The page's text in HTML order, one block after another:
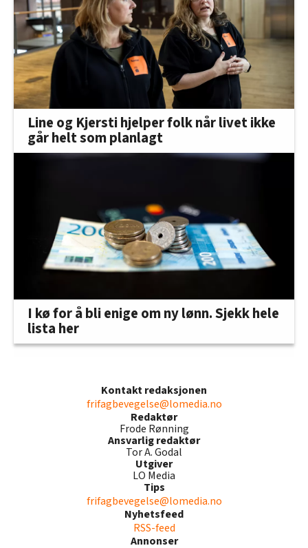
Line og Kjersti hjelper folk når livet ikke
går helt som planlagt
I kø for å bli enige om ny lønn. Sjekk hele
lista her
Kontakt redaksjonen
frifagbevegelse@lomedia.no
Redaktør
Frode Rønning
Ansvarlig redaktør
Tor A. Godal
Utgiver
LO Media
Tips
frifagbevegelse@lomedia.no
Nyhetsfeed
RSS-feed
Annonser